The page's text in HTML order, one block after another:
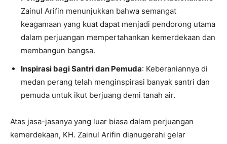
Zainul Arifin menunjukkan bahwa semangat
keagamaan yang kuat dapat menjadi pendorong utama
dalam perjuangan mempertahankan kemerdekaan dan
membangun bangsa.
Inspirasi bagi Santri dan Pemuda: Keberaniannya di
medan perang telah menginspirasi banyak santri dan
pemuda untuk ikut berjuang demi tanah air.
Atas jasa-jasanya yang luar biasa dalam perjuangan
kemerdekaan, KH. Zainul Arifin dianugerahi gelar